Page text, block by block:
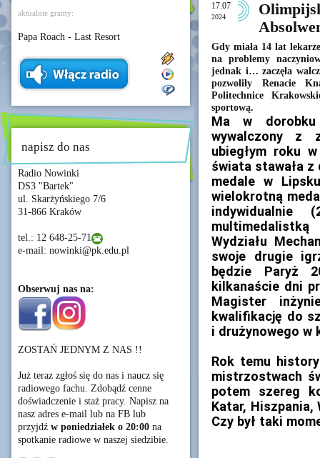
aktualnie gramy:
Papa Roach - Last Resort
napisz do nas
Radio Nowinki
DS3 "Bartek"
ul. Skarżyńskiego 7/6
31-866 Kraków
tel.: 12 648-25-71
e-mail: nowinki@pk.edu.pl
Obserwuj nas na:
ZOSTAŃ JEDNYM Z NAS !!
Już teraz zgłoś się do nas i naucz się
radiowego fachu. Zdobądź cenne
doświadczenie i staż pracy. Napisz na
nasz adres e-mail lub na FB lub
przyjdź w poniedziałek o 20:00 na
spotkanie radiowe w naszej siedzibie.
17.07
2024
Gdy miała 14 lat
na problemy
jednak i… zaczęła
pozwoliły Renacie
Politechnice
sportową.
Ma w
wywalczony z
ubiegłym roku
świata stawała
medale w
wielokrotną
indywidualnie
Wydziału
swoje drugie
będzie Paryż
kilkanaście dni
Magister
kwalifikację do
i drużynowego w
Rok temu
mistrzostwach
potem szereg
Katar, Hiszpania,
Czy był taki